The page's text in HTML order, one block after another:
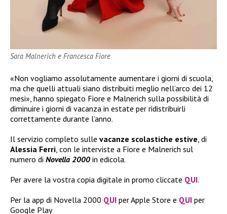
Sara Malnerich e Francesca Fiore
«Non vogliamo assolutamente aumentare i giorni di scuola,
ma che quelli attuali siano distribuiti meglio nell’arco dei 12
mesi», hanno spiegato Fiore e Malnerich sulla possibilità di
diminuire i giorni di vacanza in estate per ridistribuirli
correttamente durante l’anno.
Il servizio completo sulle vacanze scolastiche estive , di
Alessia Ferri , con le interviste a Fiore e Malnerich sul
numero di Novella 2000 in edicola.
Per avere la vostra copia digitale in promo cliccate QUI.
Per la app di Novella 2000 QUI per Apple Store e QUI per
Google Play